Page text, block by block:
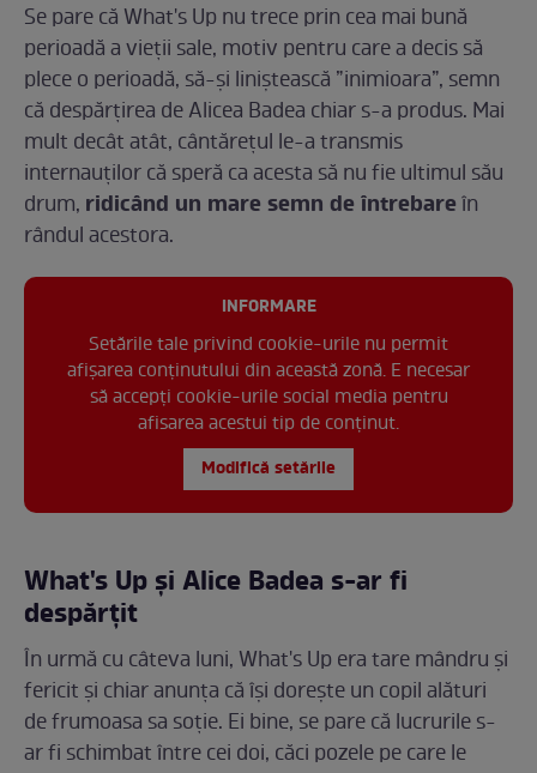
Se pare că What's Up nu trece prin cea mai bună
perioadă a vieții sale, motiv pentru care a decis să
plece o perioadă, să-și liniștească ”inimioara”, semn
că despărțirea de Alicea Badea chiar s-a produs. Mai
mult decât atât, cântărețul le-a transmis
internauților că speră ca acesta să nu fie ultimul său
drum, ridicând un mare semn de întrebareîn
rândul acestora.
INFORMARE
Setările tale privind cookie-urile nu permit
afișarea conținutului din această zonă. E necesar
să accepți cookie-urile social media pentru
afisarea acestui tip de conținut.
Modifică setările
What's Up și Alice Badea s-ar fi
despărțit
În urmă cu câteva luni, What's Up era tare mândru și
fericit și chiar anunța că își dorește un copil alături
de frumoasa sa soție. Ei bine, se pare că lucrurile s-
ar fi schimbat între cei doi, căci pozele pe care le